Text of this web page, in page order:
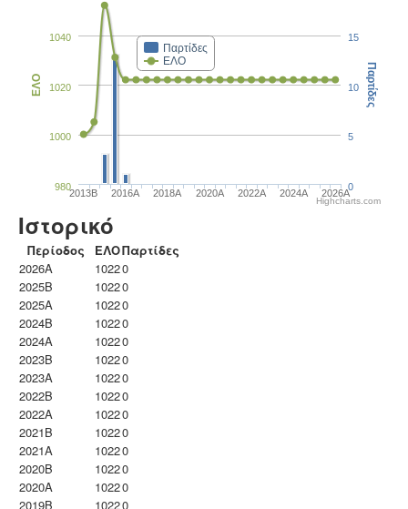
Παρτίδες
ΕΛΟ
2013B 2016A 2018A 2020A 2022A 2024A 2026A
1000
1020
1040
980
ΕΛΟ
0
5
10
15
Παρτίδες
Highcharts.com
Ιστορικό
Περίοδος ΕΛΟΠαρτίδες
2026A
10220
2025B
10220
2025A
10220
2024B
10220
2024A
10220
2023B
10220
2023Α
10220
2022B
10220
2022A
10220
2021B
10220
2021A
10220
2020B
10220
2020A
10220
2019B
10220